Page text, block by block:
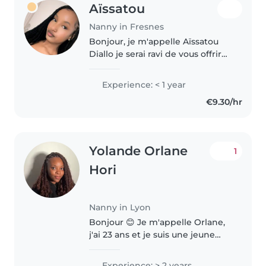
Aïssatou
Nanny in Fresnes
Bonjour, je m'appelle Aïssatou
Diallo je serai ravi de vous offrir
de 4 ans que je garde tout le
temps , dans la vie en dehors
Experience: < 1 year
€9.30/hr
Yolande Orlane
Hori
Nanny in Lyon
1
Bonjour 😊 Je m'appelle Orlane,
j'ai 23 ans et je suis une jeune
patiente et très à l'écoute. J'ai